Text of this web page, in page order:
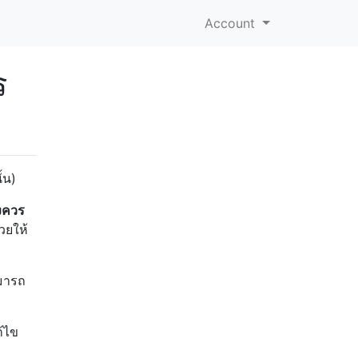
Account
)
วร
ยให้
รถ
ข